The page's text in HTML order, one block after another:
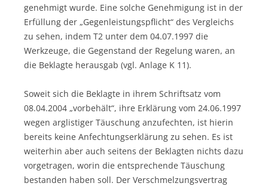
genehmigt wurde. Eine solche Genehmigung ist in der
Erfüllung der „Gegenleistungspflicht“ des Vergleichs
zu sehen, indem T2 unter dem 04.07.1997 die
Werkzeuge, die Gegenstand der Regelung waren, an
die Beklagte herausgab (vgl. Anlage K 11).
Soweit sich die Beklagte in ihrem Schriftsatz vom
08.04.2004 „vorbehält“, ihre Erklärung vom 24.06.1997
wegen arglistiger Täuschung anzufechten, ist hierin
bereits keine Anfechtungserklärung zu sehen. Es ist
weiterhin aber auch seitens der Beklagten nichts dazu
vorgetragen, worin die entsprechende Täuschung
bestanden haben soll. Der Verschmelzungsvertrag